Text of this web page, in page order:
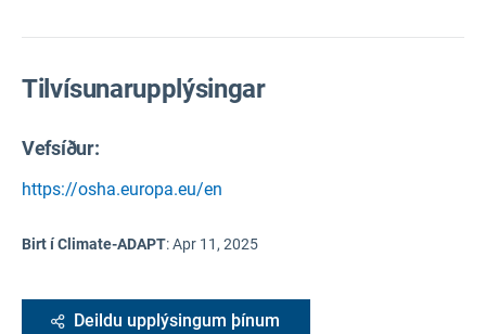
Tilvísunarupplýsingar
Vefsíður:
https://osha.europa.eu/en
Birt í Climate-ADAPT:Apr 11, 2025
Deildu upplýsingum þínum